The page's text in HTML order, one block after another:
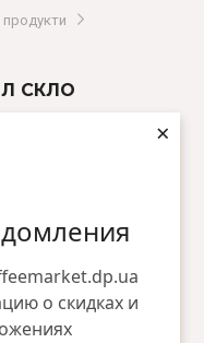
о скидках и
×
СКЛО